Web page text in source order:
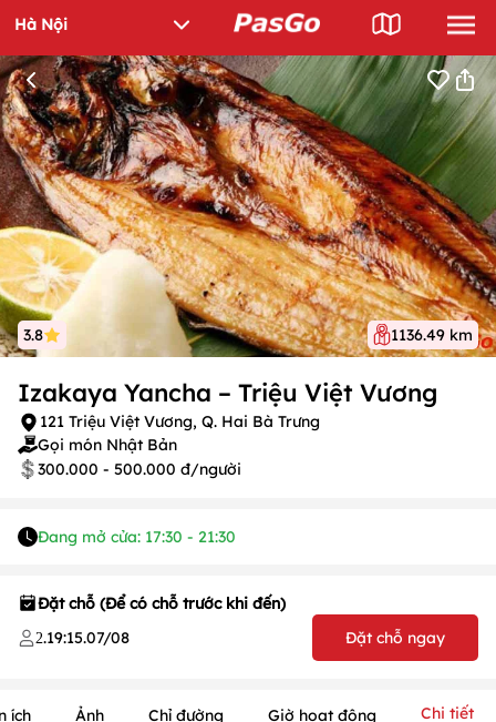
3.8 1136.49 km
Izakaya Yancha – Triệu Việt Vương
121 Triệu Việt Vương, Q. Hai Bà Trưng
Gọi món Nhật Bản
300.000 - 500.000 đ/người
Đang mở cửa: 17:30 - 21:30
Đặt chỗ (Để có chỗ trước khi đến)
2.19:15.07/08 Đặt chỗ ngay
ích Ảnh Chỉ đường Giờ hoạt động Chi tiết